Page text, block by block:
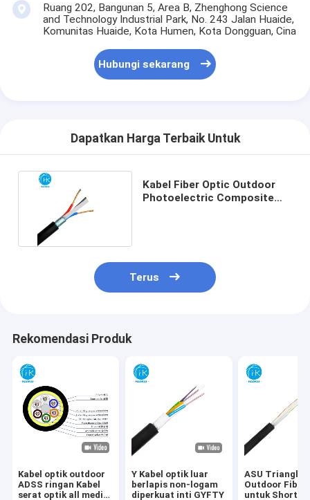
Ruang 202, Bangunan 5, Area B, Zhenghong Science
and Technology Industrial Park, No. 243 Jalan Huaide,
Komunitas Huaide, Kota Humen, Kota Dongguan, Cina
Hubungi sekarang
Dapatkan Harga Terbaik Untuk
Kabel Fiber Optic Outdoor
Photoelectric Composite
Terus
Rekomendasi Produk
Kabel optik outdoor
ADSS ringan Kabel
serat optik all media
Y Kabel optik luar
berlapis non-logam
diperkuat inti GYFTY
ASU Triangle
Outdoor Fiber
untuk Short